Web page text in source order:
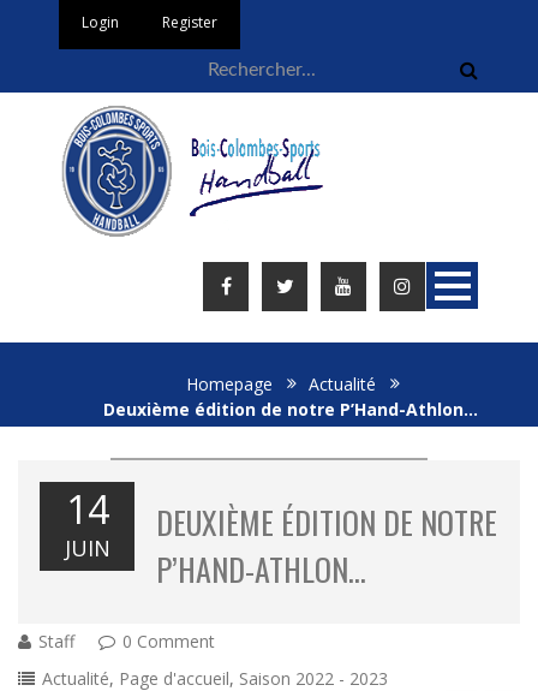
Login Register
Homepage
Actualité
Deuxième édition de notre P’Hand-Athlon…
14
JUIN
DEUXIÈME ÉDITION DE NOTRE
P’HAND-ATHLON…
Staff
0 Comment
Actualité, Page d'accueil, Saison 2022 - 2023